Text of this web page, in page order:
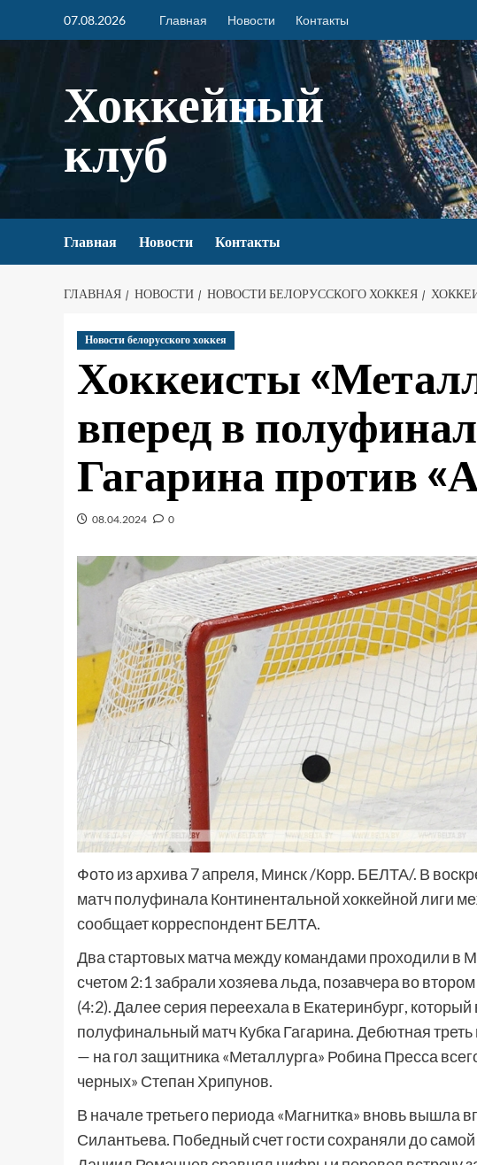
07.08.2026 Главная Новости Контакты
Хоккейный
клуб
Главная Новости Контакты
ГЛАВНАЯ НОВОСТИ НОВОСТИ БЕЛОРУССКОГО ХОККЕЯ
Новости белорусского хоккея
Хоккеисты
вперед в
Гагарина против
08.04.2024 0
Фото из архива 7 апреля, Минск /Корр. БЕЛТА/. В
матч полуфинала Континентальной хоккейной лиги
сообщает корреспондент БЕЛТА.
Два стартовых матча между командами проходили в
счетом 2:1 забрали хозяева льда, позавчера во
(4:2). Далее серия переехала в Екатеринбург,
полуфинальный матч Кубка Гагарина. Дебютная
— на гол защитника «Металлурга» Робина Пресса
черных» Степан Хрипунов.
В начале третьего периода «Магнитка» вновь вышла
Силантьева. Победный счет гости сохраняли до